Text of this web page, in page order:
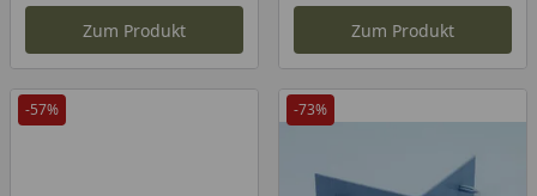
Zum Produkt Zum Produkt
-57% -73%